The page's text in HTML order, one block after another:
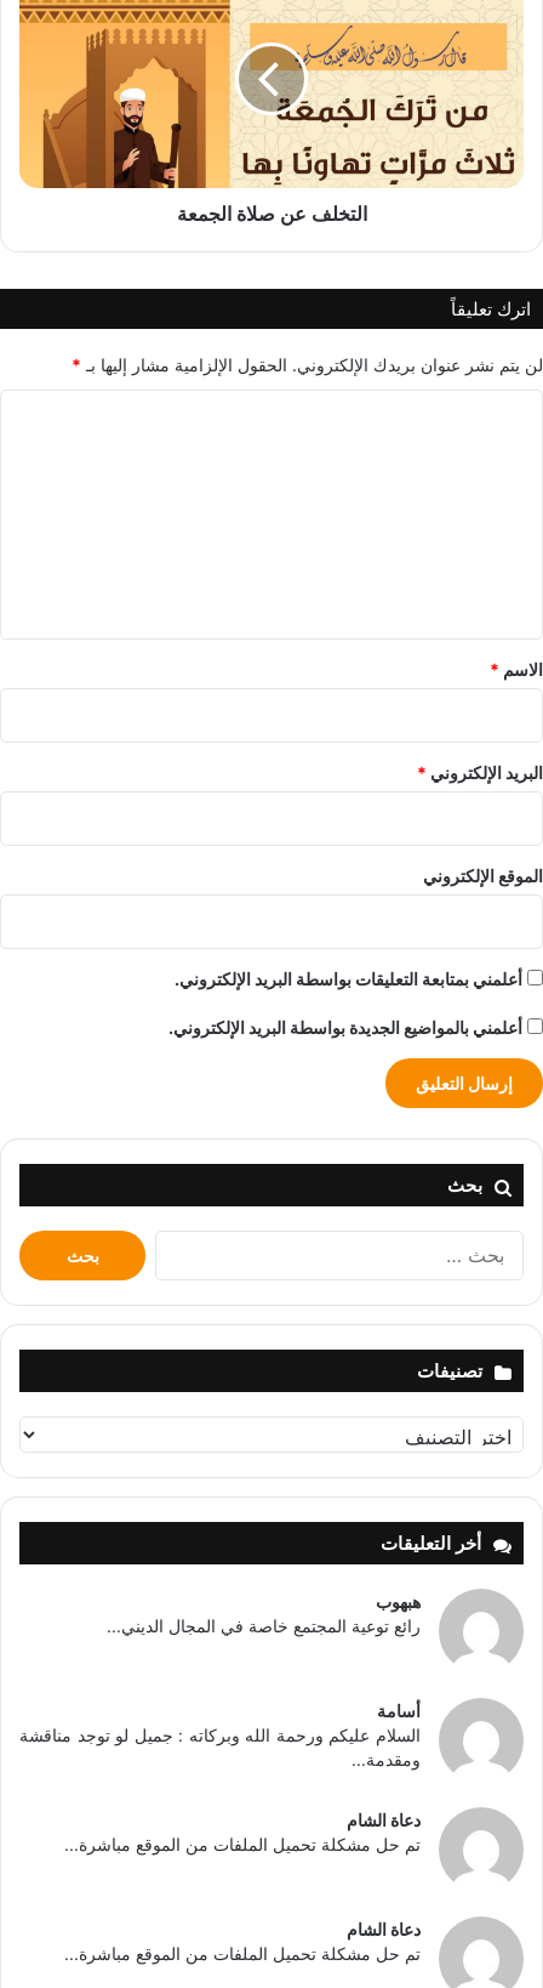
عن
صلاة
الجمعة
التخلف عن صلاة الجمعة
اترك تعليقاً
لن يتم نشر عنوان بريدك الإلكتروني. الحقول الإلزامية مشار إليها بـ *
*
الاسم *
البريد الإلكتروني *
الموقع الإلكتروني
أعلمني بمتابعة التعليقات بواسطة البريد الإلكتروني.
أعلمني بالمواضيع الجديدة بواسطة البريد الإلكتروني.
بحث
البحث
عن:
تصنيفات
تصنيفات
أخر التعليقات
هبهوب
رائع توعية المجتمع خاصة في المجال الديني...
أسامة
السلام عليكم ورحمة الله وبركاته : جميل لو توجد مناقشة
ومقدمة...
دعاة الشام
تم حل مشكلة تحميل الملفات من الموقع مباشرة...
دعاة الشام
تم حل مشكلة تحميل الملفات من الموقع مباشرة...